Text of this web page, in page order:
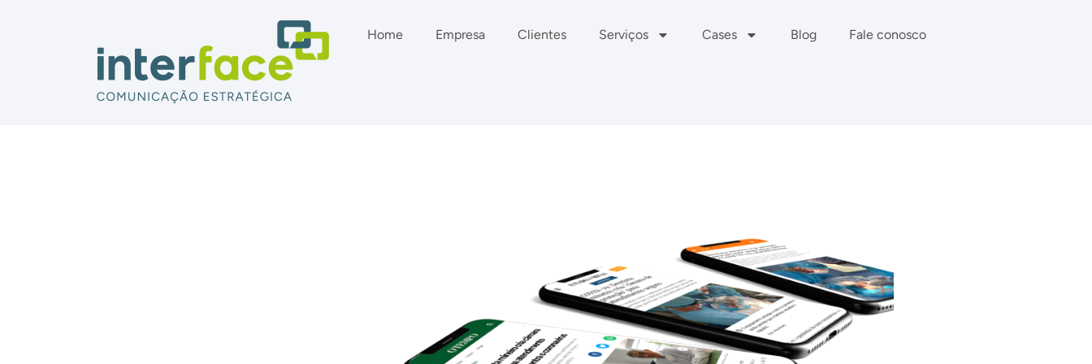
Home Empresa Clientes Serviços Cases Blog Fale conosco